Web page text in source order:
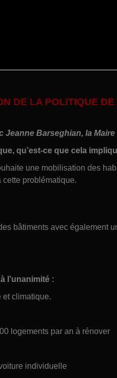
DE LA POLITIQUE
Jeanne Barseghian, la
qu’est-ce que cela
une mobilisation des
cette problématique.
bâtiments avec également
l’unanimité :
et climatique.
logements par an à rénover
individuelle